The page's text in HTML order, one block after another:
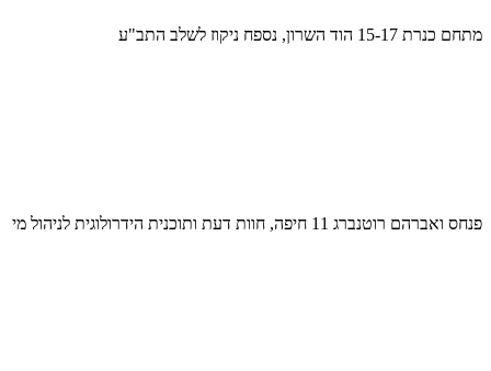
מתחם כנרת 15-17 הוד השרון, נספח ניקוז לשלב התב"ע
פנחס ואברהם רוטנברג 11 חיפה, חוות דעת ותוכנית הידרולוגית לניהול מי